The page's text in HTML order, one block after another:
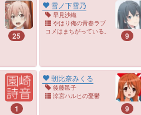
25
雪ノ下雪乃
早見沙織
やはり俺の青春ラブ
コメはまちがっている。
9
1
朝比奈みくる
後藤邑子
涼宮ハルヒの憂鬱
9